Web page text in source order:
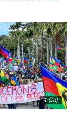
© (DR)